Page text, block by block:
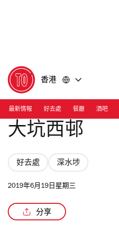
香港
最新情報 好去處 餐廳 酒吧
大坑西邨
好去處 深水埗
2019年6月19日星期三
分享